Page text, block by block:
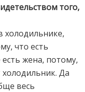
того,
холодильнике,
что есть
жена, потому,
холодильник. Да
весь